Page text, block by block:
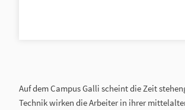
Auf dem Campus Galli scheint die Zeit
Technik wirken die Arbeiter in ihrer